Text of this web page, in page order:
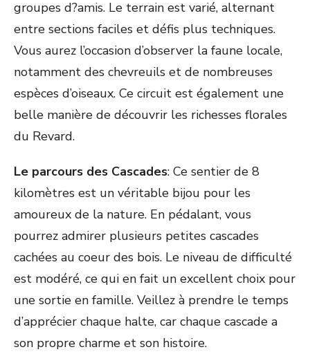
groupes d?amis. Le terrain est varié, alternant
entre sections faciles et défis plus techniques.
Vous aurez l’occasion d’observer la faune locale,
notamment des chevreuils et de nombreuses
espèces d’oiseaux. Ce circuit est également une
belle manière de découvrir les richesses florales
du Revard.
Le parcours des Cascades: Ce sentier de 8
kilomètres est un véritable bijou pour les
amoureux de la nature. En pédalant, vous
pourrez admirer plusieurs petites cascades
cachées au coeur des bois. Le niveau de difficulté
est modéré, ce qui en fait un excellent choix pour
une sortie en famille. Veillez à prendre le temps
d’apprécier chaque halte, car chaque cascade a
son propre charme et son histoire.